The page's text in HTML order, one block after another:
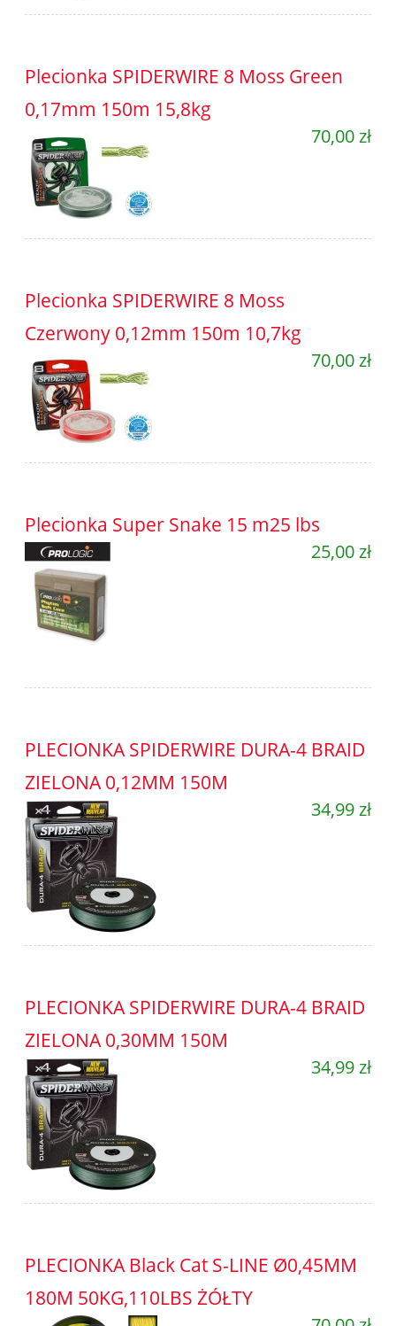
Plecionka SPIDERWIRE 8 Moss Green
0,17mm 150m 15,8kg
70,00 zł
Plecionka SPIDERWIRE 8 Moss
Czerwony 0,12mm 150m 10,7kg
70,00 zł
Plecionka Super Snake 15 m25 lbs
25,00 zł
PLECIONKA SPIDERWIRE DURA-4 BRAID
ZIELONA 0,12MM 150M
34,99 zł
PLECIONKA SPIDERWIRE DURA-4 BRAID
ZIELONA 0,30MM 150M
34,99 zł
PLECIONKA Black Cat S-LINE Ø0,45MM
180M 50KG,110LBS ŻÓŁTY